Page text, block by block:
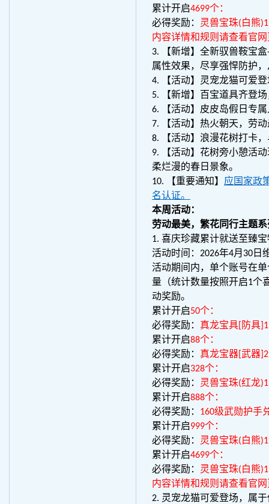
累计开启4699个：
必得奖励： 灵兽宝珠(白熊
内容详情和规则请查看官
3. 【新增】全新驭兽鞍宝
属性效果，尽享强悍防护
4. 【活动】灵宠龙猫可爱
5. 【新增】百宝道具齐登
6. 【活动】皮皮岛假日专
7. 【活动】热火朝天，劳
8. 【活动】浪漫花树打卡
9. 【活动】花树旁小憩活
柔烂漫的春日景象。
10. 【重要通知】 应国家政
名认证。
本周活动：
劳动最美，繁花同行主题
1. 喜庆珍藏累计就送至臻
活动时间：2026年4月30日
活动期间内，单个账号在
量（统计数量按照开启1个
动奖励。
累计开启50个：
必得奖励： 真龙宝具[防具
累计开启88个：
必得奖励： 真龙宝器[武器
累计开启328个：
必得奖励： 灵兽宝珠(红龙
累计开启888个：
必得奖励： 160级武勋护手
累计开启999个：
必得奖励： 灵兽宝珠(白熊
累计开启4699个：
必得奖励： 灵兽宝珠(白熊
内容详情和规则请查看官
2. 灵宠龙猫可爱登场，属